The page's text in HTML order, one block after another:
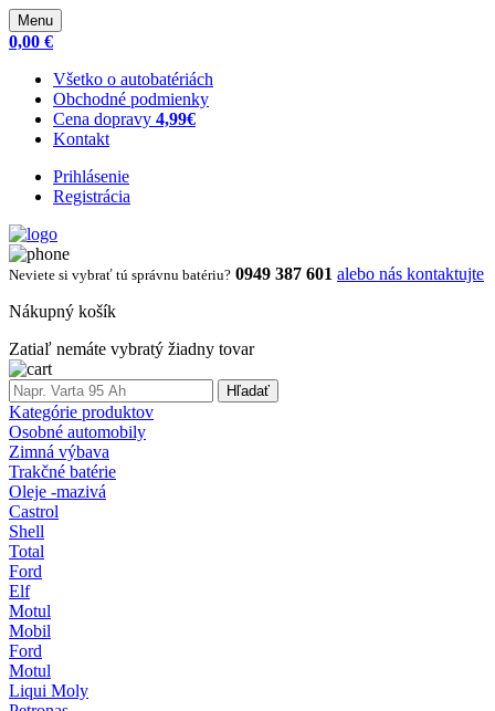
Menu
0,00 €
Všetko o autobatériách
Obchodné podmienky
Cena dopravy 4,99€
Kontakt
Prihlásenie
Registrácia
Neviete si vybrať tú správnu batériu? 0949 387 601 alebo nás kontaktujte
Nákupný košík
Zatiaľ nemáte vybratý žiadny tovar
Hľadať
Kategórie produktov
Osobné automobily
Zimná výbava
Trakčné batérie
Oleje -mazivá
Castrol
Shell
Total
Ford
Elf
Motul
Mobil
Ford
Motul
Liqui Moly